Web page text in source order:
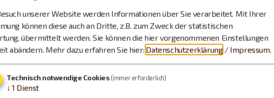
unserer Website werden Informationen über Sie verarbeitet. Mit Ihrer
können diese auch an Dritte, z.B. zum Zweck der statistischen
übermittelt werden. Sie können die hier vorgenommenen Einstellungen
abändern. Mehr dazu erfahren Sie hier: Datenschutzerklärung / Impressum.
Technisch notwendige Cookies (immer erforderlich)
↓ 1 Dienst